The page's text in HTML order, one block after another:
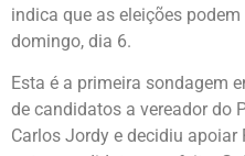
indica que as eleições
domingo, dia 6.
Esta é a primeira sondagem
de candidatos a vereador do
Carlos Jordy e decidiu apoiar